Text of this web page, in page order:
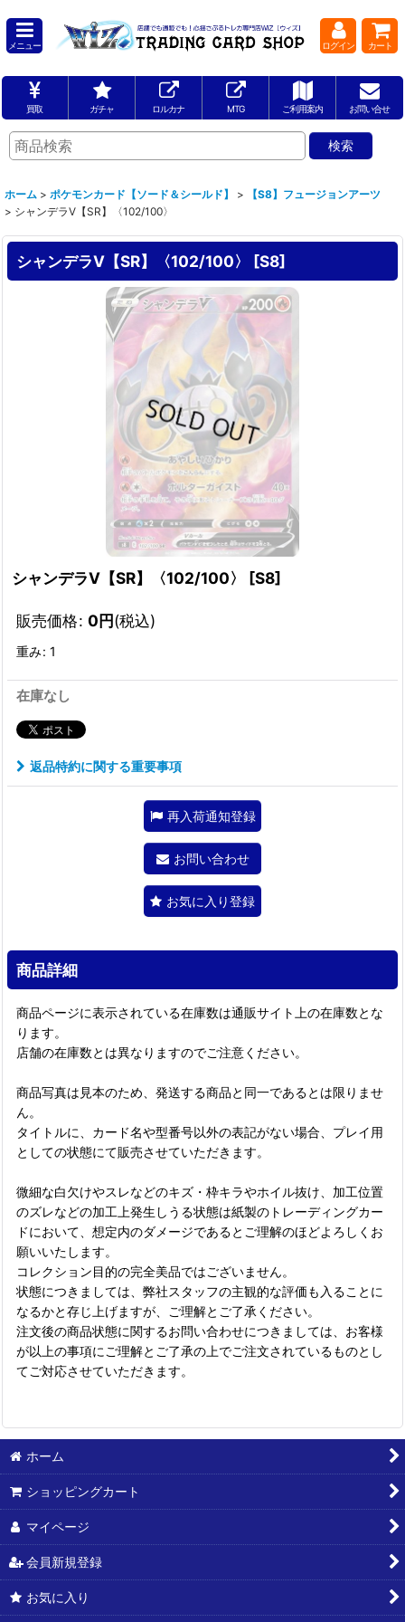
メニュー ログイン カート
買取 ガチャ ロルカナ MTG ご利用案内 お問い合せ
ホーム > ポケモンカード【ソード＆シールド】 >
【S8】フュージョンアーツ
> シャンデラV【SR】〈102/100〉
シャンデラV【SR】〈102/100〉 [S8]
シャンデラV【SR】〈102/100〉 [S8]
販売価格: 0円(税込)
重み: 1
在庫なし
返品特約に関する重要事項
再入荷通知登録
お問い合わせ
お気に入り登録
商品詳細
商品ページに表示されている在庫数は通販サイト上の在庫数とな
ります。
店舗の在庫数とは異なりますのでご注意ください。
商品写真は見本のため、発送する商品と同一であるとは限りませ
ん。
タイトルに、カード名や型番号以外の表記がない場合、プレイ用
としての状態にて販売させていただきます。
微細な白欠けやスレなどのキズ・枠キラやホイル抜け、加工位置
のズレなどの加工上発生しうる状態は紙製のトレーディングカー
ドにおいて、想定内のダメージであるとご理解のほどよろしくお
願いいたします。
コレクション目的の完全美品ではございません。
状態につきましては、弊社スタッフの主観的な評価も入ることに
なるかと存じ上げますが、ご理解とご了承ください。
注文後の商品状態に関するお問い合わせにつきましては、お客様
が以上の事項にご理解とご了承の上でご注文されているものとし
てご対応させていただきます。
ホーム
ショッピングカート
マイページ
会員新規登録
お気に入り